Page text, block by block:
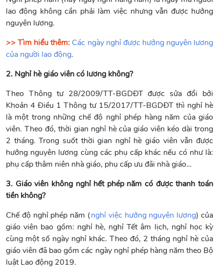
lao động không cần phải làm việc nhưng vẫn được hưởng
nguyên lương.
>> Tìm hiểu thêm: Các ngày nghỉ được hưởng nguyên lương
của người lao động.
2. Nghỉ hè giáo viên có lương không?
Theo Thông tư 28/2009/TT-BGDĐT được sửa đổi bởi
Khoản 4 Điều 1 Thông tư 15/2017/TT-BGDĐT thì nghỉ hè
là một trong những chế độ nghỉ phép hàng năm của giáo
viên. Theo đó, thời gian nghỉ hè của giáo viên kéo dài trong
2 tháng. Trong suốt thời gian nghỉ hè giáo viên vẫn được
hưởng nguyên lương cùng các phụ cấp khác nếu có như là:
phụ cấp thâm niên nhà giáo, phụ cấp ưu đãi nhà giáo…
3. Giáo viên không nghỉ hết phép năm có được thanh toán
tiền không?
Chế độ nghỉ phép năm (nghỉ việc hưởng nguyên lương) của
giáo viên bao gồm: nghỉ hè, nghỉ Tết âm lịch, nghỉ học kỳ
cùng một số ngày nghỉ khác. Theo đó, 2 tháng nghỉ hè của
giáo viên đã bao gồm các ngày nghỉ phép hàng năm theo Bộ
luật Lao động 2019.